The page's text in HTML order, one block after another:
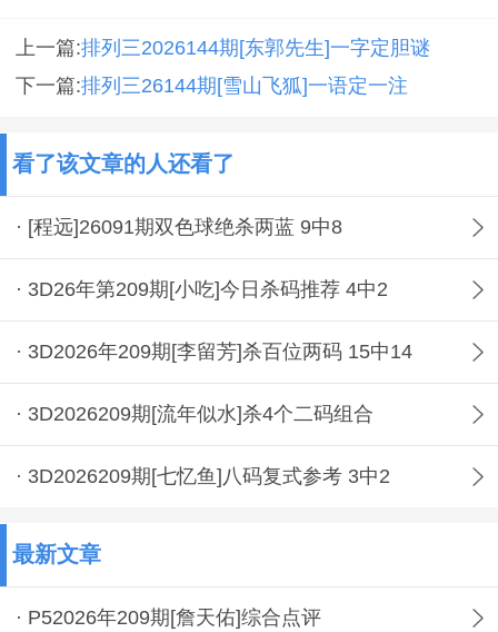
上一篇:排列三2026144期[东郭先生]一字定胆谜
下一篇:排列三26144期[雪山飞狐]一语定一注
看了该文章的人还看了
· [程远]26091期双色球绝杀两蓝 9中8
· 3D26年第209期[小吃]今日杀码推荐 4中2
· 3D2026年209期[李留芳]杀百位两码 15中14
· 3D2026209期[流年似水]杀4个二码组合
· 3D2026209期[七忆鱼]八码复式参考 3中2
最新文章
· P52026年209期[詹天佑]综合点评